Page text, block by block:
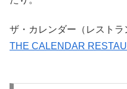
ザ・カレンダー（レストラ
THE CALENDAR